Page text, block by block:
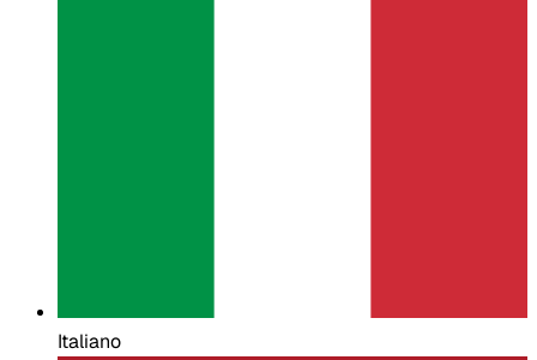
Italiano